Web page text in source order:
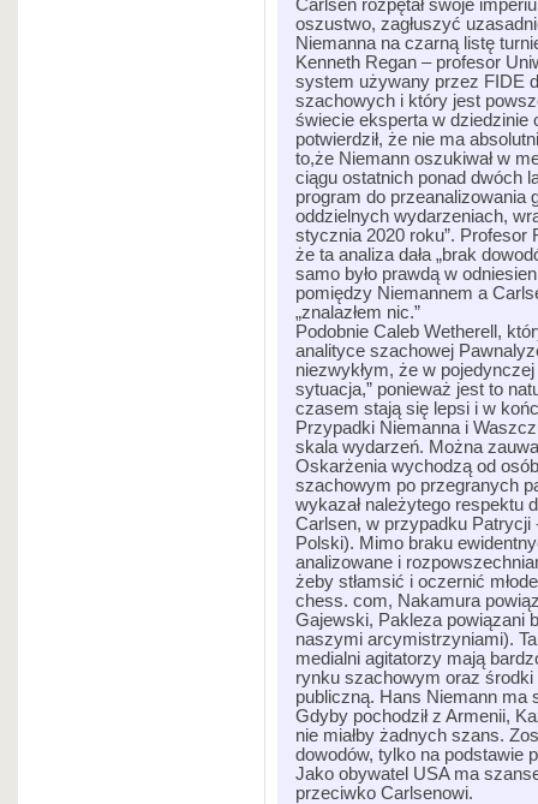
Carlsen rozpętał swoje
oszustwo, zagłuszyć
Niemanna na czarną listę
Kenneth Regan – profesor
system używany przez FIDE
szachowych i który jest
świecie eksperta w dziedzinie
potwierdził, że nie ma
to,że Niemann oszukiwał w
ciągu ostatnich ponad dwóch
program do przeanalizowania
oddzielnych wydarzeniach,
stycznia 2020 roku”. Profesor
że ta analiza dała „brak
samo było prawdą w
pomiędzy Niemannem a
„znalazłem nic.”
Podobnie Caleb Wetherell,
analityce szachowej
niezwykłym, że w
sytuacja,” ponieważ jest to
czasem stają się lepsi i w
Przypadki Niemanna i
skala wydarzeń. Można
Oskarżenia wychodzą od
szachowym po przegranych
wykazał należytego respektu
Carlsen, w przypadku
Polski). Mimo braku
analizowane i
żeby stłamsić i oczernić
chess. com, Nakamura
Gajewski, Pakleza powiązani
naszymi arcymistrzyniami).
medialni agitatorzy mają
rynku szachowym oraz środki
publiczną. Hans Niemann
Gdyby pochodził z Armenii,
nie miałby żadnych szans.
dowodów, tylko na podstawie
Jako obywatel USA ma
przeciwko Carlsenowi.